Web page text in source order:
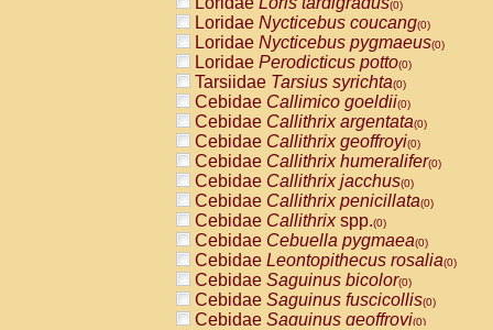
(0)
Loridae Nycticebus coucang(0)
Loridae Nycticebus pygmaeus(0)
Loridae Perodicticus potto(0)
Tarsiidae Tarsius syrichta(0)
Cebidae Callimico goeldii(0)
Cebidae Callithrix argentata(0)
Cebidae Callithrix geoffroyi(0)
Cebidae Callithrix humeralifer(0)
Cebidae Callithrix jacchus(0)
Cebidae Callithrix penicillata(0)
Cebidae Callithrixspp.(0)
Cebidae Cebuella pygmaea(0)
Cebidae Leontopithecus rosalia(0)
Cebidae Saguinus bicolor(0)
Cebidae Saguinus fuscicollis(0)
Cebidae Saguinus geoffroyi(0)